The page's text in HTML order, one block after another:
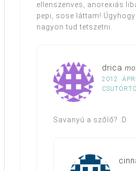
ellenszenves, anorexiás
pepi, sose láttam!
nagyon tud tetszetni.
drica
2012.
Savanyú a szőlő? :D